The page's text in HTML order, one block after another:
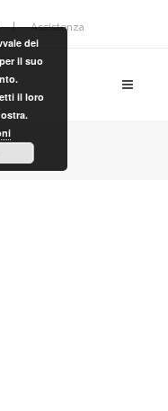
Assistenza
dei
il suo
il loro